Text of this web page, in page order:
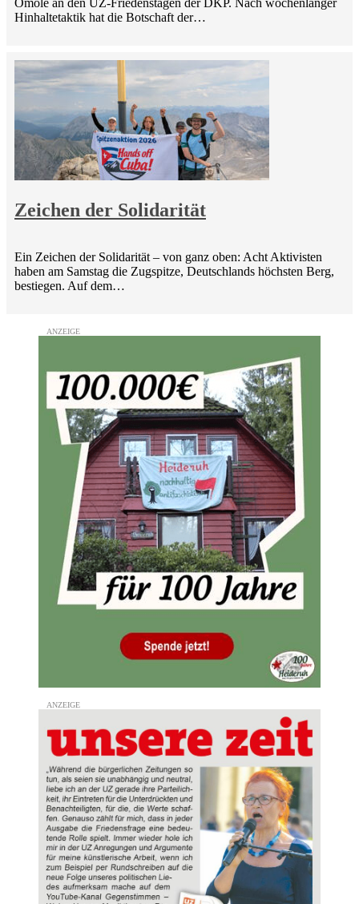
Hinhaltetaktik hat die Botschaft der…
Zeichen der Solidarität
Ein Zeichen der Solidarität – von ganz oben: Acht Aktivisten
haben am Samstag die Zugspitze, Deutschlands höchsten Berg,
bestiegen. Auf dem…